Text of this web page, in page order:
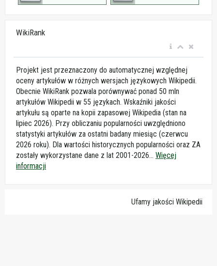
WikiRank
Projekt jest przeznaczony do automatycznej względnej
oceny artykułów w różnych wersjach językowych Wikipedii.
Obecnie WikiRank pozwala porównywać ponad 50 mln
artykułów Wikipedii w 55 językach. Wskaźniki jakości
artykułu są oparte na kopii zapasowej Wikipedia (stan na
lipiec 2026). Przy obliczaniu popularności uwzględniono
statystyki artykułów za ostatni badany miesiąc (czerwcu
2026 roku). Dla wartości historycznych popularności oraz ZA
zostały wykorzystane dane z lat 2001-2026... Więcej
informacji
Ufamy jakości Wikipedii